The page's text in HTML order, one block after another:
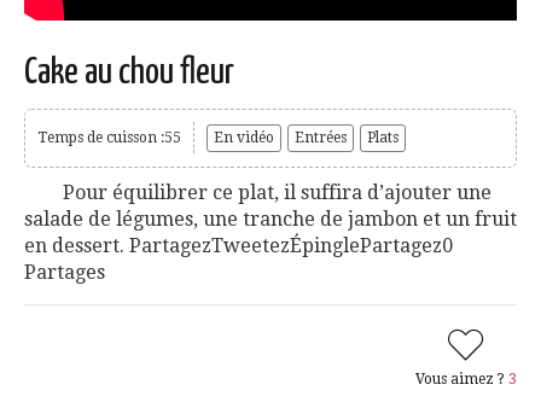
Cake au chou fleur
Temps de cuisson :55 En vidéo Entrées Plats
Pour équilibrer ce plat, il suffira d’ajouter une
salade de légumes, une tranche de jambon et un fruit
en dessert. PartagezTweetezÉpinglePartagez0
Partages
Vous aimez ? 3